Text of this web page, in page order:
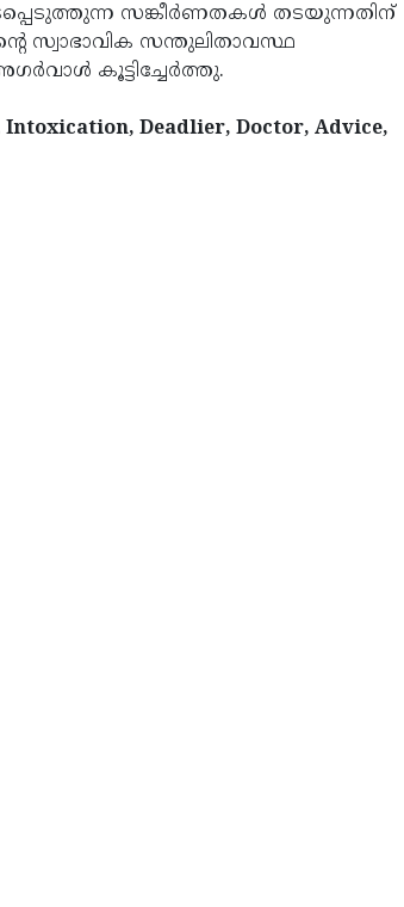
സങ്കീർണതകൾ തടയുന്നതിന്
സ്വാഭാവിക സന്തുലിതാവസ്ഥ
കൂട്ടിച്ചേർത്തു.
Deadlier, Doctor, Advice,